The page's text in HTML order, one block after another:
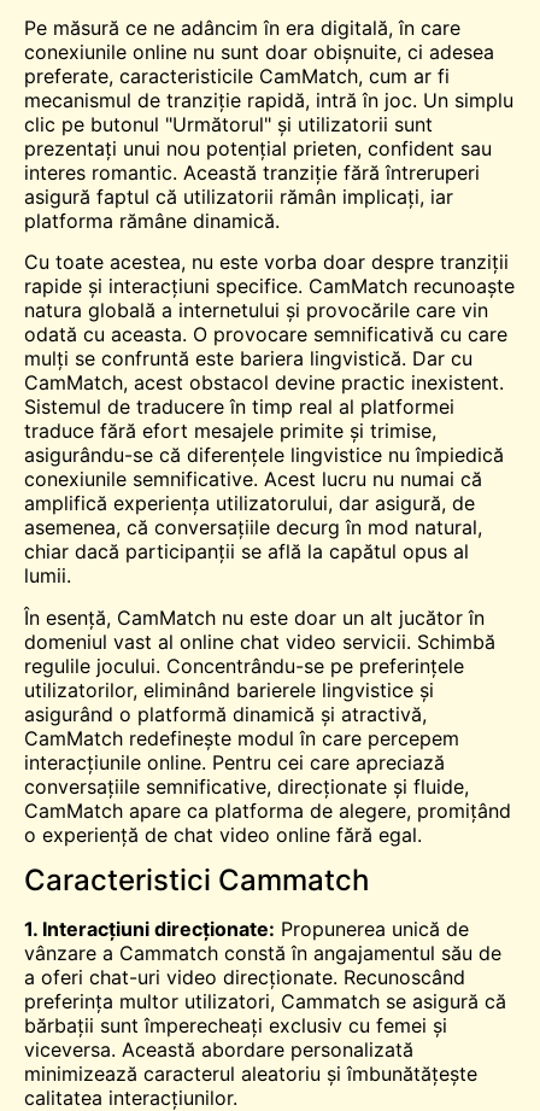
Pe măsură ce ne adâncim în era digitală, în care
conexiunile online nu sunt doar obișnuite, ci adesea
preferate, caracteristicile CamMatch, cum ar fi
mecanismul de tranziție rapidă, intră în joc. Un simplu
clic pe butonul "Următorul" și utilizatorii sunt
prezentați unui nou potențial prieten, confident sau
interes romantic. Această tranziție fără întreruperi
asigură faptul că utilizatorii rămân implicați, iar
platforma rămâne dinamică.
Cu toate acestea, nu este vorba doar despre tranziții
rapide și interacțiuni specifice. CamMatch recunoaște
natura globală a internetului și provocările care vin
odată cu aceasta. O provocare semnificativă cu care
mulți se confruntă este bariera lingvistică. Dar cu
CamMatch, acest obstacol devine practic inexistent.
Sistemul de traducere în timp real al platformei
traduce fără efort mesajele primite și trimise,
asigurându-se că diferențele lingvistice nu împiedică
conexiunile semnificative. Acest lucru nu numai că
amplifică experiența utilizatorului, dar asigură, de
asemenea, că conversațiile decurg în mod natural,
chiar dacă participanții se află la capătul opus al
lumii.
În esență, CamMatch nu este doar un alt jucător în
domeniul vast al online chat video servicii. Schimbă
regulile jocului. Concentrându-se pe preferințele
utilizatorilor, eliminând barierele lingvistice și
asigurând o platformă dinamică și atractivă,
CamMatch redefinește modul în care percepem
interacțiunile online. Pentru cei care apreciază
conversațiile semnificative, direcționate și fluide,
CamMatch apare ca platforma de alegere, promițând
o experiență de chat video online fără egal.
Caracteristici Cammatch
1. Interacțiuni direcționate: Propunerea unică de
vânzare a Cammatch constă în angajamentul său de
a oferi chat-uri video direcționate. Recunoscând
preferința multor utilizatori, Cammatch se asigură că
bărbații sunt împerecheați exclusiv cu femei și
viceversa. Această abordare personalizată
minimizează caracterul aleatoriu și îmbunătățește
calitatea interacțiunilor.